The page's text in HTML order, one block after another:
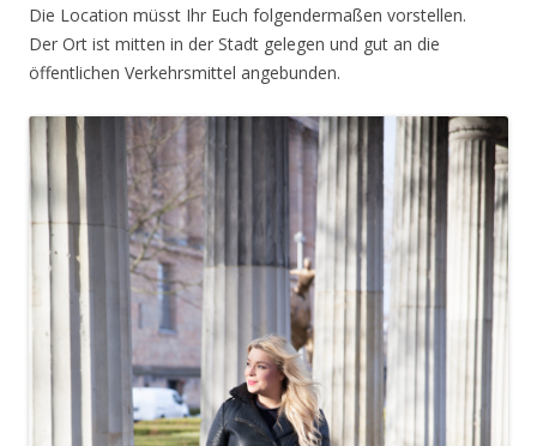
Die Location müsst Ihr Euch folgendermaßen vorstellen.
Der Ort ist mitten in der Stadt gelegen und gut an die
öffentlichen Verkehrsmittel angebunden.